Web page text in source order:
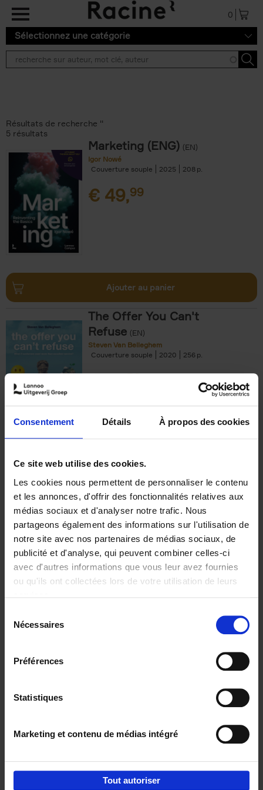
Consentement Détails À propos des cookies
Ce site web utilise des cookies.
Les cookies nous permettent de personnaliser le contenu
et les annonces, d'offrir des fonctionnalités relatives aux
médias sociaux et d'analyser notre trafic. Nous
partageons également des informations sur l'utilisation de
notre site avec nos partenaires de médias sociaux, de
publicité et d'analyse, qui peuvent combiner celles-ci
avec d'autres informations que vous leur avez fournies
ou qu'ils ont collectées lors de votre utilisation de leurs
Nécessaires
Préférences
Statistiques
Marketing et contenu de médias intégré
Tout autoriser
Aller au contenu principal
0
Sélectionnez une catégorie
Résultats de recherche ''
5 résultats
Marketing (ENG) (EN)
Igor Nowé
Couverture souple
2025 208
€ 49,99
Ajouter au panier
The Offer You Can't
Refuse (EN)
Steven Van Belleghem
Couverture souple
2020 256
€37,50
Building Bonds = Building
Business
Jochen Roef Jozefien De Feyter
Carolien Boom
Couverture souple
2025 200
€29,99
Digital marketing like a PRO -
completely revised edition (EN)